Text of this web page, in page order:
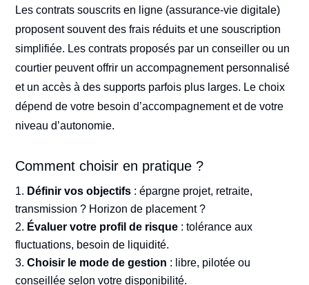
Les contrats souscrits en ligne (assurance-vie digitale)
proposent souvent des frais réduits et une souscription
simplifiée. Les contrats proposés par un conseiller ou un
courtier peuvent offrir un accompagnement personnalisé
et un accès à des supports parfois plus larges. Le choix
dépend de votre besoin d’accompagnement et de votre
niveau d’autonomie.
Comment choisir en pratique ?
Définir vos objectifs : épargne projet, retraite,
transmission ? Horizon de placement ?
Évaluer votre profil de risque : tolérance aux
fluctuations, besoin de liquidité.
Choisir le mode de gestion : libre, pilotée ou
conseillée selon votre disponibilité.